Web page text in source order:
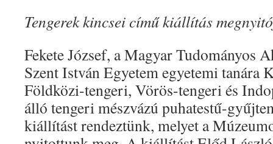
Tengerek kincsei című kiállítás
Fekete József, a Magyar Tudományos
Szent István Egyetem egyetemi tanára
Földközi-tengeri, Vörös-tengeri és
álló tengeri mészvázú puhatestű-
kiállítást rendeztünk, melyet a